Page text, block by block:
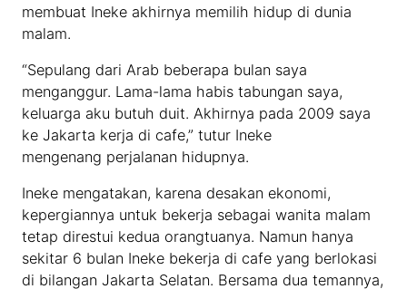
membuat Ineke akhirnya memilih hidup di dunia
malam.
“Sepulang dari Arab beberapa bulan saya
menganggur. Lama-lama habis tabungan saya,
keluarga aku butuh duit. Akhirnya pada 2009 saya
ke Jakarta kerja di cafe,” tutur Ineke
mengenang perjalanan hidupnya.
Ineke mengatakan, karena desakan ekonomi,
kepergiannya untuk bekerja sebagai wanita malam
tetap direstui kedua orangtuanya. Namun hanya
sekitar 6 bulan Ineke bekerja di cafe yang berlokasi
di bilangan Jakarta Selatan. Bersama dua temannya,